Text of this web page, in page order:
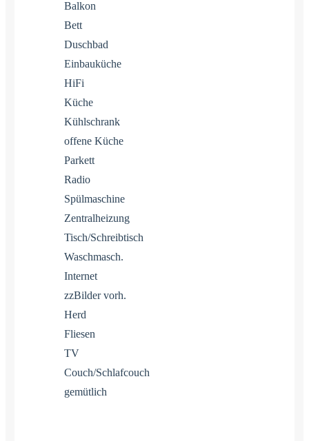
Balkon
Bett
Duschbad
Einbauküche
HiFi
Küche
Kühlschrank
offene Küche
Parkett
Radio
Spülmaschine
Zentralheizung
Tisch/Schreibtisch
Waschmasch.
Internet
zzBilder vorh.
Herd
Fliesen
TV
Couch/Schlafcouch
gemütlich